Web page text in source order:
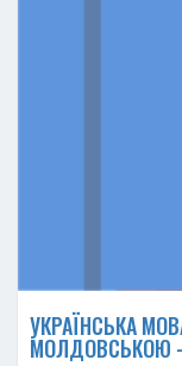
УКРАЇНСЬКА
МОЛДОВСЬКОЮ -